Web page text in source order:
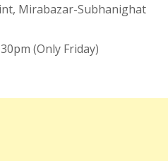
Mirabazar-Subhanighat
(Only Friday)